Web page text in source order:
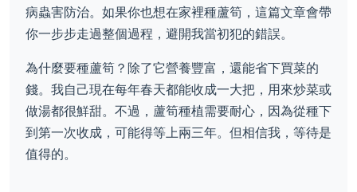
病蟲害防治。如果你也想在家裡種蘆筍，這篇文章會帶
你一步步走過整個過程，避開我當初犯的錯誤。
為什麼要種蘆筍？除了它營養豐富，還能省下買菜的
錢。我自己現在每年春天都能收成一大把，用來炒菜或
做湯都很鮮甜。不過，蘆筍種植需要耐心，因為從種下
到第一次收成，可能得等上兩三年。但相信我，等待是
值得的。